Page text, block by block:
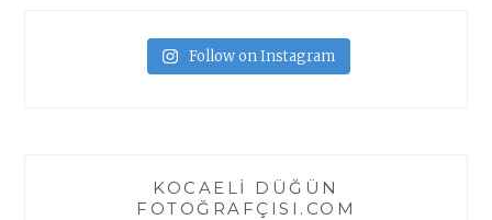
Follow on Instagram
KOCAELI DÜĞÜN
FOTOĞRAFÇISI.COM